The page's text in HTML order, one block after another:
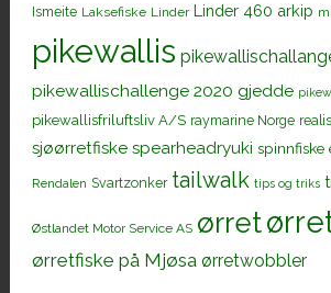
Ismeite Laksefiske Linder Linder 460 arkip
pikewallis
pikewallischallenge 2020 gjedde
pikewallisfriluftsliv A/S raymarine Norge realis
sjøørretfiske spearheadryuki spinnfiske
Rendalen Svartzonker tailwalk tips og triks
Østlandet Motor Service AS ørret
ørretfiske på Mjøsa ørretwobbler